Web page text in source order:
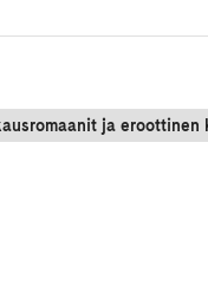
ja eroottinen